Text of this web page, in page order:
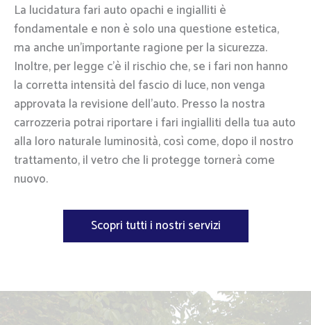
La lucidatura fari auto opachi e ingialliti è
fondamentale e non è solo una questione estetica,
ma anche un’importante ragione per la sicurezza.
Inoltre, per legge c’è il rischio che, se i fari non hanno
la corretta intensità del fascio di luce, non venga
approvata la revisione dell’auto. Presso la nostra
carrozzeria potrai riportare i fari ingialliti della tua auto
alla loro naturale luminosità, così come, dopo il nostro
trattamento, il vetro che li protegge tornerà come
nuovo.
Scopri tutti i nostri servizi